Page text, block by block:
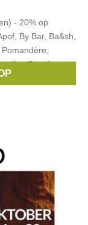
- 20% op
By Bar, Ba&sh,
,Dutchess,